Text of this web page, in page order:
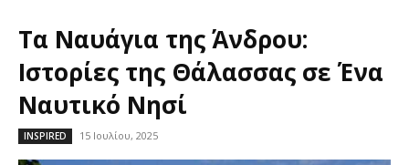
Τα Ναυάγια της Άνδρου:
Ιστορίες της Θάλασσας σε Ένα
Ναυτικό Νησί
INSPIRED 15 Ιουλίου, 2025